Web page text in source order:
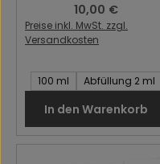
Regulärer Preis:
10,00 €
Preise inkl. MwSt. zzgl.
Versandkosten
Inhalt des Artikel:
100 ml Abfüllung 2 ml
In den Warenkorb